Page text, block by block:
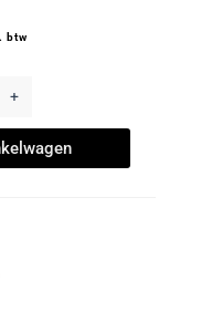
btw
+